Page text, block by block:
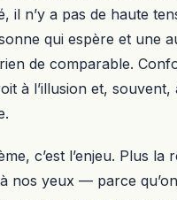
il n’y a pas de haute
qui espère et une
de comparable.
à l’illusion et, souvent,
c’est l’enjeu. Plus la
nos yeux — parce